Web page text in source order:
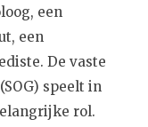
een
een
De vaste
speelt in
rol.